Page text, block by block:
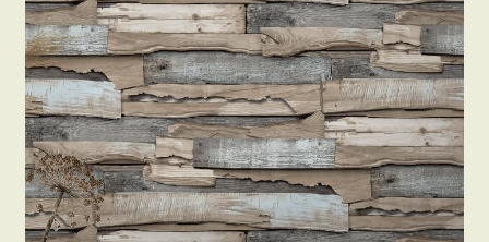
Beton hatású tapéták
Kapcsolat